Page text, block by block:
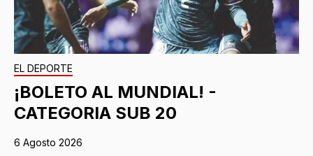
EL DEPORTE
¡BOLETO AL MUNDIAL! -
CATEGORIA SUB 20
6 Agosto 2026